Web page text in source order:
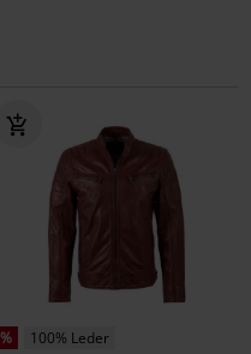
% 100% Leder